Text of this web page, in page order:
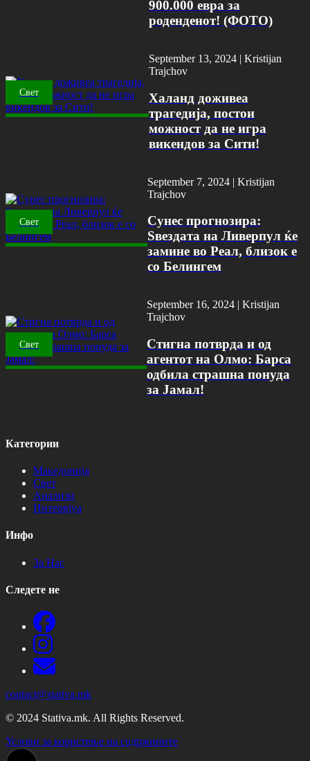
900.000 евра за
роденденот! (ФОТО)
Свет
September 13, 2024 | Kristijan
Trajchov
Халанд доживеа
трагедија, постои
можност да не игра
викендов за Сити!
Свет
September 7, 2024 | Kristijan
Trajchov
Сунес прогнозира:
Ѕвездата на Ливерпул ќе
замине во Реал, близок е
со Белингем
Свет
September 16, 2024 | Kristijan
Trajchov
Стигна потврда и од
агентот на Олмо: Барса
одбила страшна понуда
за Јамал!
Категории
Македонија
Свет
Анализи
Интервјуа
Инфо
За Нас
Следете не
contact@stativa.mk
© 2024 Stativa.mk. All Rights Reserved.
Услови за користење на содржините